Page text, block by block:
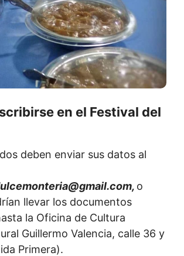
en el Festival del
deben enviar sus datos al
, o
llevar los documentos
la Oficina de Cultura
Guillermo Valencia, calle 36 y
Primera).